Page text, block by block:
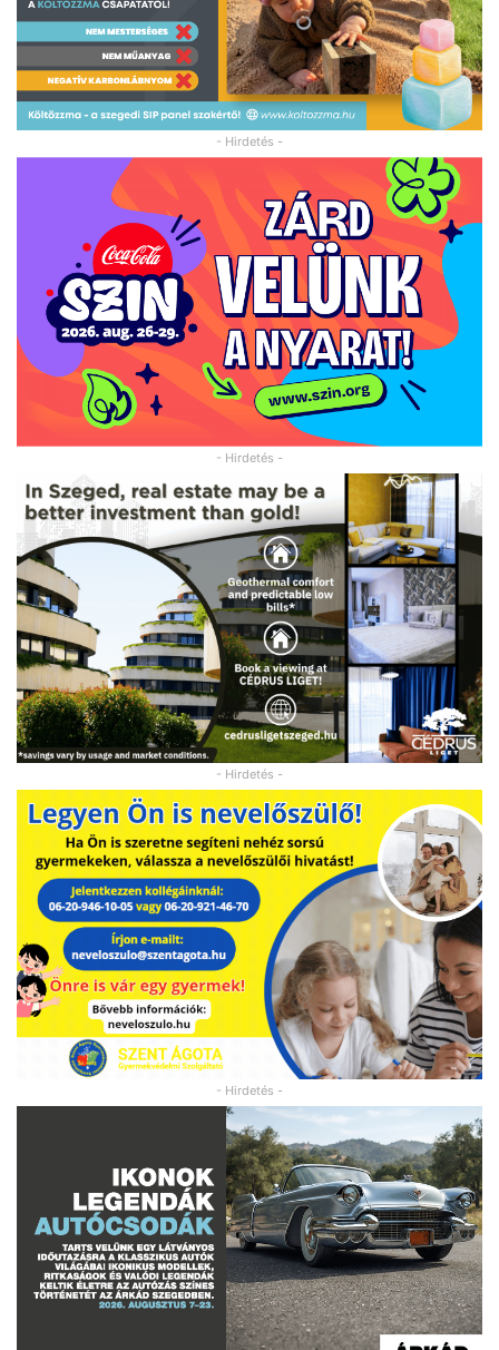
- Hirdetés -
- Hirdetés -
- Hirdetés -
- Hirdetés -